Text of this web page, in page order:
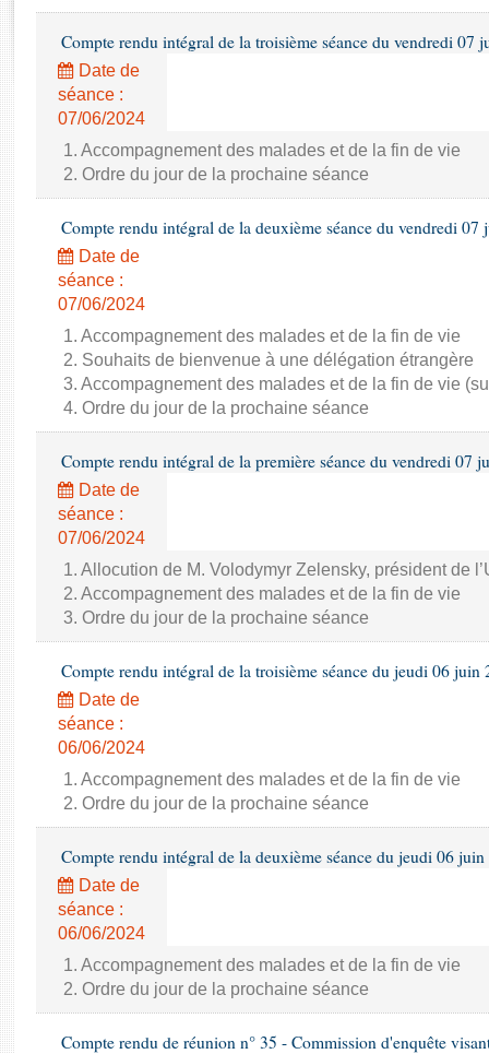
Baromètre de l’application des lois
Dossiers législatifs
Budget et sécurité sociale
Questions écrites et orales
Comptes rendus des débats
Compte rendu intégral de la troisième séance du vendredi 07
Date de
séance :
07/06/2024
1. Accompagnement des malades et de la fin de vie
2. Ordre du jour de la prochaine séance
Compte rendu intégral de la deuxième séance du vendredi 07
Date de
séance :
07/06/2024
1. Accompagnement des malades et de la fin de vie
2. Souhaits de bienvenue à une délégation étrangère
3. Accompagnement des malades et de la fin de vie
4. Ordre du jour de la prochaine séance
Compte rendu intégral de la première séance du vendredi 07
Date de
séance :
07/06/2024
1. Allocution de M. Volodymyr Zelensky, président de
2. Accompagnement des malades et de la fin de vie
3. Ordre du jour de la prochaine séance
Compte rendu intégral de la troisième séance du jeudi 06 juin
Date de
séance :
06/06/2024
1. Accompagnement des malades et de la fin de vie
2. Ordre du jour de la prochaine séance
Compte rendu intégral de la deuxième séance du jeudi 06
Date de
séance :
06/06/2024
1. Accompagnement des malades et de la fin de vie
2. Ordre du jour de la prochaine séance
Compte rendu de réunion n° 35 - Commission d'enquête